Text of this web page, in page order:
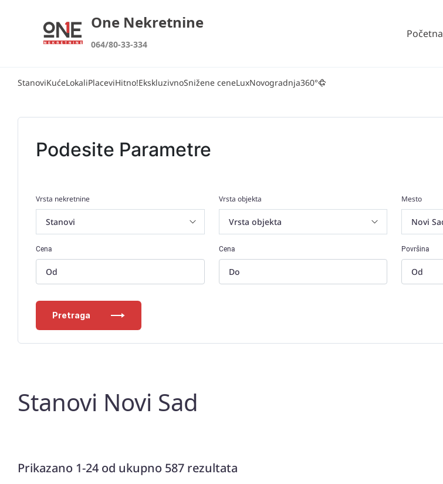
One Nekretnine
064/80-33-334
Početna
StanoviKućeLokaliPlaceviHitno!EkskluzivnoSnižene ceneLuxNovogradnja360°
Podesite Parametre
Vrsta nekretnine Vrsta objekta Mesto
Cena Cena Površina
Pretraga
Stanovi Novi Sad
Prikazano 1-24 od ukupno 587 rezultata